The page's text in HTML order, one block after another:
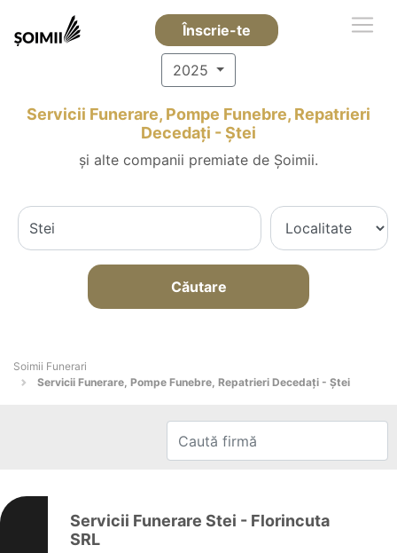
Înscrie-te
2025
Servicii Funerare, Pompe Funebre, Repatrieri
Decedați - Ştei
și alte companii premiate de Șoimii.
Căutare
Soimii Funerari
Servicii Funerare, Pompe Funebre, Repatrieri Decedați - Ştei
Servicii Funerare Stei - Florincuta
SRL